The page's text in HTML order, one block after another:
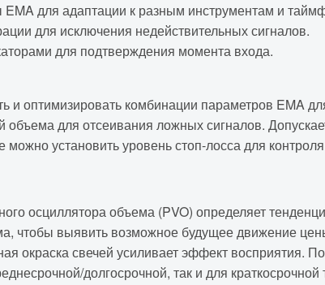
для адаптации к разным инструментам и
для исключения недействительных сигналов.
для подтверждения момента входа.
и оптимизировать комбинации параметров EMA
для отсеивания ложных сигналов.
можно установить уровень стоп-лосса для
осциллятора объема (PVO) определяет
чтобы выявить возможное будущее движение
окраска свечей усиливает эффект
долгосрочной, так и для